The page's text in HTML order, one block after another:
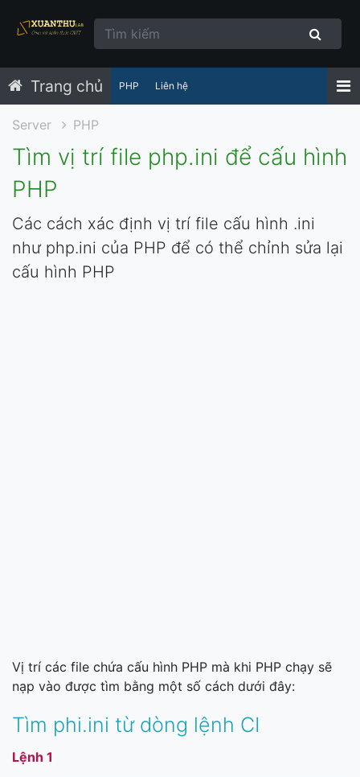
Trang chủ PHP Liên hệ
Server PHP
Tìm vị trí file php.ini để cấu hình
PHP
Các cách xác định vị trí file cấu hình .ini
như php.ini của PHP để có thể chỉnh sửa lại
cấu hình PHP
Vị trí các file chứa cấu hình PHP mà khi PHP chạy sẽ
nạp vào được tìm bằng một số cách dưới đây:
Tìm phi.ini từ dòng lệnh CI
Lệnh 1